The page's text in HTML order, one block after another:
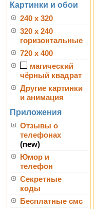
Картинки и обои
240 x 320
320 x 240
горизонтальные
720 x 400
магический
чёрный квадрат
Другие картинки
и анимация
Приложения
Отзывы о
телефонах
(new)
Юмор и
телефон
Секретные
коды
Бесплатные смс